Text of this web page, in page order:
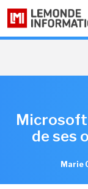
de ses
Marie